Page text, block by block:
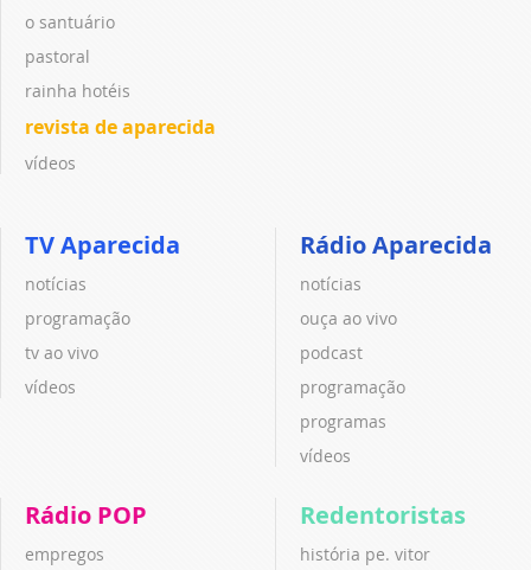
o santuário
pastoral
rainha hotéis
revista de aparecida
vídeos
TV Aparecida
notícias
programação
tv ao vivo
vídeos
Rádio Aparecida
notícias
ouça ao vivo
podcast
programação
programas
vídeos
Rádio POP
empregos
Redentoristas
história pe. vitor